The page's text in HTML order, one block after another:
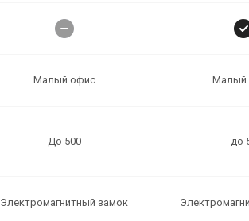
Малый офис Малый
До 500 до
Электромагнитный замок
Малый офис Малый
До 500 до
Электромагнитный замок